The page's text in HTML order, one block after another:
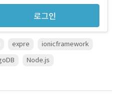
로그인
expre
ionicframework
Node.js